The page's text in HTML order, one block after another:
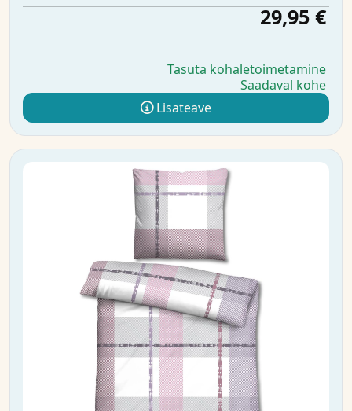
29,95 €
Tasuta kohaletoimetamine
Saadaval kohe
Lisateave